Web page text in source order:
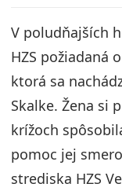
V poludňajších
HZS požiadaná
ktorá sa
Skalke. Žena si
krížoch
pomoc jej
strediska HZS